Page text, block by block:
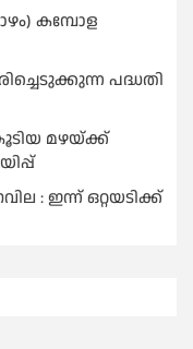
കമ്പോള
പദ്ധതി
മഴയ്ക്ക്
: ഇന്ന് ഒറ്റയടിക്ക്